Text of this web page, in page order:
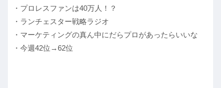
・プロレスファンは40万人！？
・ランチェスター戦略ラジオ
・マーケティングの真ん中にだらプロがあったらいいな
・今週42位→62位